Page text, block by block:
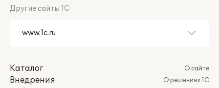
Другие сайты 1С
Каталог
Внедрения
О сайте
О решениях 1С